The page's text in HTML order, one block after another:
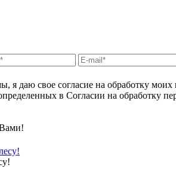
я даю свое согласие на обработку
в Согласии на обработку